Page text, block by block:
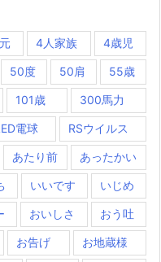
4人家族 4歳児
50度 50肩 55歳
101歳 300馬力
電球 RSウイルス
あたり前 あったかい
いいです いじめ
おいしさ おう吐
お告げ お地蔵様